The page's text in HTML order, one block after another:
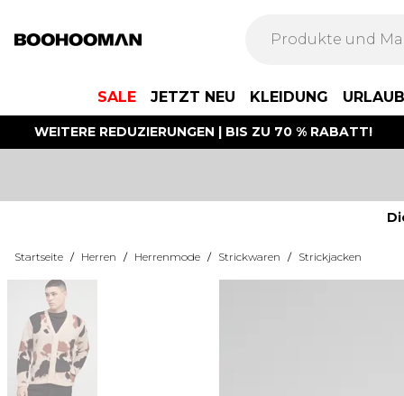
SALE JETZT NEU KLEIDUNG
WEITERE REDUZIERUNGEN | BIS ZU 70 % RABATT!
Startseite / Herren / Herrenmode / Strickwaren / Strickjacken